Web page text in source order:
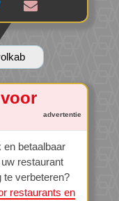
betaalbaar
restaurant
te verbeteren?
restaurants en